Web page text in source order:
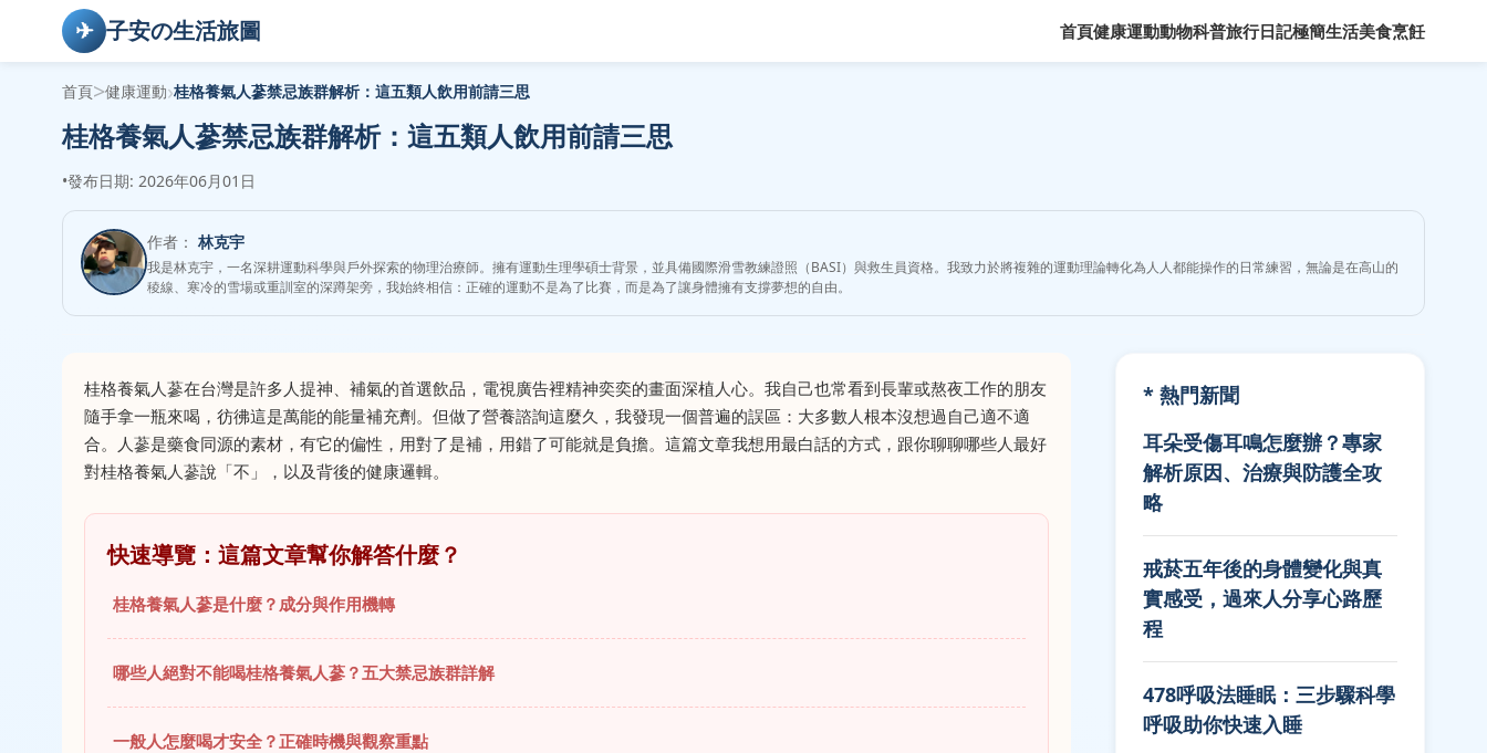
✈ 子安の生活旅圖 首頁健康運動動物科普旅行日記極簡生活美食烹飪
首頁>健康運動›桂格養氣人蔘禁忌族群解析：這五類人飲用前請三思
桂格養氣人蔘禁忌族群解析：這五類人飲用前請三思
•發布日期: 2026年06月01日
作者： 林克宇
我是林克宇，一名深耕運動科學與戶外探索的物理治療師。擁有運動生理學碩士背景，並具備國際滑雪教練證照（BASI）與救生員資格。我致力於將複雜的運動理論轉化為人人都能操作的日常練習，無論是在高山的
稜線、寒冷的雪場或重訓室的深蹲架旁，我始終相信：正確的運動不是為了比賽，而是為了讓身體擁有支撐夢想的自由。
桂格養氣人蔘在台灣是許多人提神、補氣的首選飲品，電視廣告裡精神奕奕的畫面深植人心。我自己也常看到長輩或熬夜工作的朋友
隨手拿一瓶來喝，彷彿這是萬能的能量補充劑。但做了營養諮詢這麼久，我發現一個普遍的誤區：大多數人根本沒想過自己適不適
合。人蔘是藥食同源的素材，有它的偏性，用對了是補，用錯了可能就是負擔。這篇文章我想用最白話的方式，跟你聊聊哪些人最好
對桂格養氣人蔘說「不」，以及背後的健康邏輯。
快速導覽：這篇文章幫你解答什麼？
桂格養氣人蔘是什麼？成分與作用機轉
哪些人絕對不能喝桂格養氣人蔘？五大禁忌族群詳解
一般人怎麼喝才安全？正確時機與觀察重點
* 熱門新聞
耳朵受傷耳鳴怎麼辦？專家
解析原因、治療與防護全攻
略
戒菸五年後的身體變化與真
實感受，過來人分享心路歷
程
478呼吸法睡眠：三步驟科學
呼吸助你快速入睡